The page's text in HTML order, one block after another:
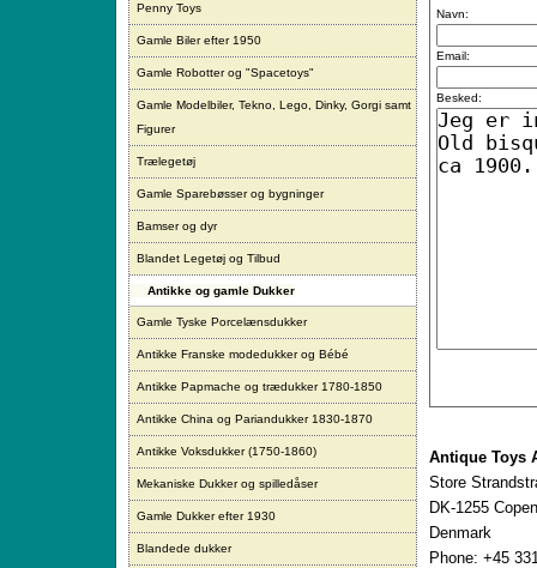
Penny Toys
Gamle Biler efter 1950
Gamle Robotter og "Spacetoys"
Gamle Modelbiler, Tekno, Lego, Dinky, Gorgi samt
Figurer
Trælegetøj
Gamle Sparebøsser og bygninger
Bamser og dyr
Blandet Legetøj og Tilbud
Antikke og gamle Dukker
Gamle Tyske Porcelænsdukker
Antikke Franske modedukker og Bébé
Antikke Papmache og trædukker 1780-1850
Antikke China og Pariandukker 1830-1870
Antikke Voksdukker (1750-1860)
Mekaniske Dukker og spilledåser
Gamle Dukker efter 1930
Blandede dukker
Navn:
Email:
Besked:
Antique Toys
Store
DK-1255
Denmark
Phone: +45